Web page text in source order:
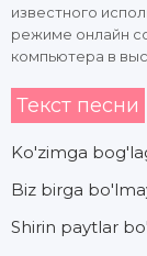
известного
режиме онлайн
компьютера в
Текст песни
Ko'zimga
Biz birga
Shirin paytlar